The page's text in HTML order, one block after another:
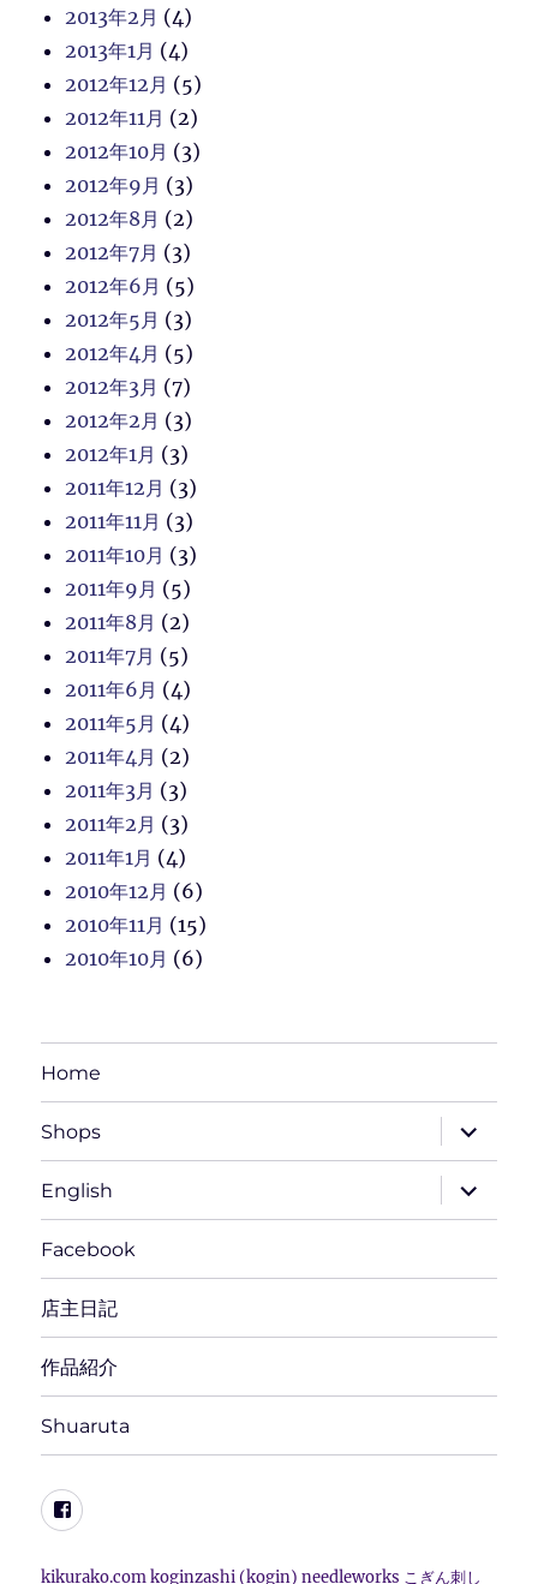
2013年2月 (4)
2013年1月 (4)
2012年12月 (5)
2012年11月 (2)
2012年10月 (3)
2012年9月 (3)
2012年8月 (2)
2012年7月 (3)
2012年6月 (5)
2012年5月 (3)
2012年4月 (5)
2012年3月 (7)
2012年2月 (3)
2012年1月 (3)
2011年12月 (3)
2011年11月 (3)
2011年10月 (3)
2011年9月 (5)
2011年8月 (2)
2011年7月 (5)
2011年6月 (4)
2011年5月 (4)
2011年4月 (2)
2011年3月 (3)
2011年2月 (3)
2011年1月 (4)
2010年12月 (6)
2010年11月 (15)
2010年10月 (6)
Home
Shops
ブ
メ
ニ
ュ
ー
開
English
ブ
メ
ー
開
Facebook
店主日記
作品紹介
Shuaruta
Facebook
kikurako.com koginzashi (kogin) needleworks こぎん刺し